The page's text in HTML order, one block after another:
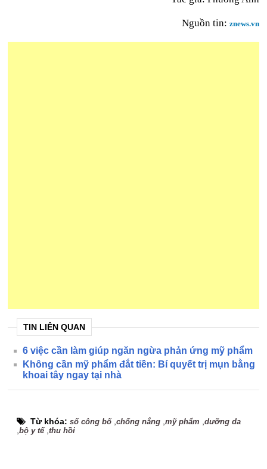
Nguồn tin: znews.vn
TIN LIÊN QUAN
6 việc cần làm giúp ngăn ngừa phản ứng mỹ phẩm
Không cần mỹ phẩm đắt tiền: Bí quyết trị mụn bằng
khoai tây ngay tại nhà
Từ khóa:số công bố,chống nắng ,mỹ phẩm ,dưỡng da
,bộ y tế,thu hồi